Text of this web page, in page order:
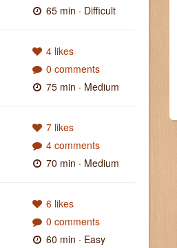
65 min · Difficult
4 likes
0 comments
75 min · Medium
7 likes
4 comments
70 min · Medium
6 likes
0 comments
60 min · Easy